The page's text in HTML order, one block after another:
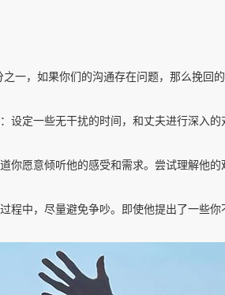
一，如果你们的沟通存在问题，那么挽回
设定一些无干扰的时间，和丈夫进行深入
你愿意倾听他的感受和需求。尝试理解他
程中，尽量避免争吵。即使他提出了一些